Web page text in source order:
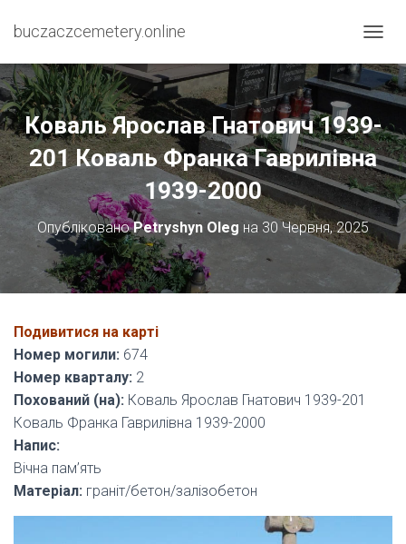
buczaczcemetery.online
Е
Е
К
Н
У
Т
И
Н
А
В
Коваль Ярослав Гнатович 1939-
201 Коваль Франка Гаврилівна
1939-2000
ОпублікованоPetryshyn Oleg на 30 Червня, 2025
Подивитися на карті
Номер могили: 674
Номер кварталу: 2
Похований (на): Коваль Ярослав Гнатович 1939-201
Коваль Франка Гаврилівна 1939-2000
Напис:
Вічна пам’ять
Матеріал: граніт/бетон/залізобетон